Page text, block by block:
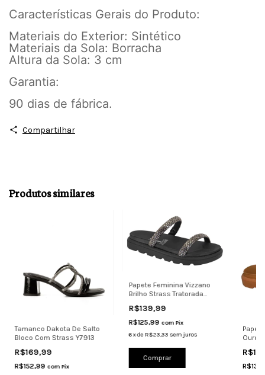
Características Gerais do Produto:
Materiais do Exterior: Sintético
Materiais da Sola: Borracha
Altura da Sola: 3 cm
Garantia:
90 dias de fábrica.
Compartilhar
Produtos similares
Tamanco Dakota De Salto
Bloco Com Strass Y7913
R$169,99
R$152,99 com Pix
Papete Feminina Vizzano
Brilho Strass Tratorada
R$139,99
R$125,99 com Pix
6xdeR$23,33 sem juros
Comprar
Ouro